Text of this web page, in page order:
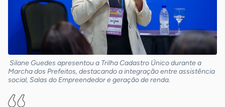
Silane Guedes apresentou a Trilha Cadastro Único durante a
Marcha dos Prefeitos, destacando a integração entre assistência
social, Salas do Empreendedor e geração de renda.